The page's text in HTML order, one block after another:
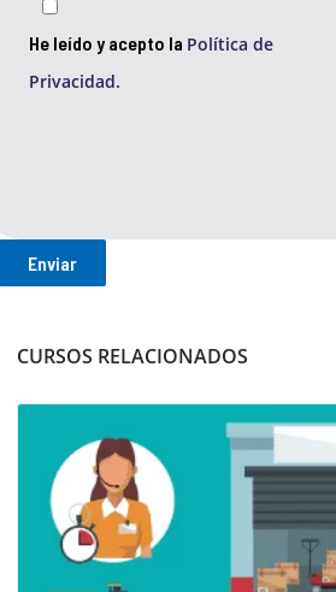
He leído y acepto la Política de
Privacidad.
CURSOS RELACIONADOS